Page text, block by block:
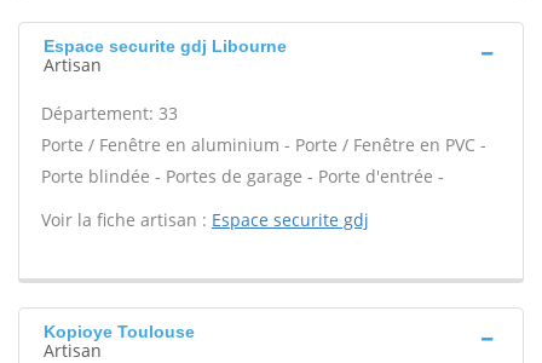
Espace securite gdj Libourne
Artisan
Département: 33
Porte / Fenêtre en aluminium - Porte / Fenêtre en PVC -
Porte blindée - Portes de garage - Porte d'entrée -
Voir la fiche artisan : Espace securite gdj
Kopioye Toulouse
Artisan